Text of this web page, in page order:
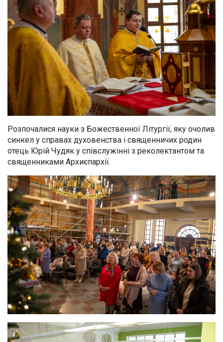
Розпочалися науки з Божественної Літургії, яку очолив
синкел у справах духовенства і священничих родин
отець Юрій Чудяк у співслужінні з реколектантом та
священниками Архиєпархії.